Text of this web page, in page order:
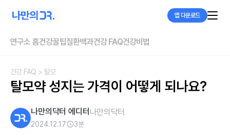
앱 다운로드
연구소 홈건강꿀팁질환백과건강 FAQ건강비법
건강 FAQ > 탈모
탈모약 성지는 가격이 어떻게 되나요?
나만의닥터 에디터 나만의닥터
2024.12.17 3분